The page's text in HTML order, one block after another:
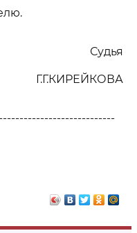
Судья
Г.Г.КИРЕЙКОВА